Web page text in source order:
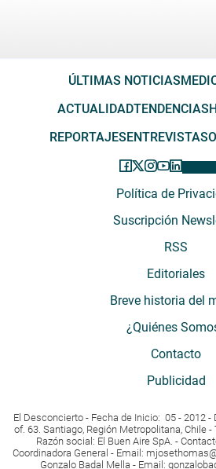
ÚLTIMAS NOTICIAS
ACTUALIDADTENDENCIAS
REPORTAJES ENTREVISTAS
Política de
Suscripción
RSS
Editoriales
Breve historia del
¿Quiénes
Contacto
Publicidad
El Desconcierto - Fecha de Inicio: 05 - 2012 -
of. 63. Santiago, Región Metropolitana, Chile
Razón social: El Buen Aire SpA. -
Coordinadora General - Email:
Gonzalo Badal Mella - Email: